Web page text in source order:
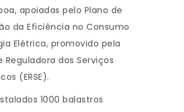
apoiadas pelo Plano de
da Eficiência no Consumo
Elétrica, promovido pela
Reguladora dos Serviços
(ERSE).
1000 balastros